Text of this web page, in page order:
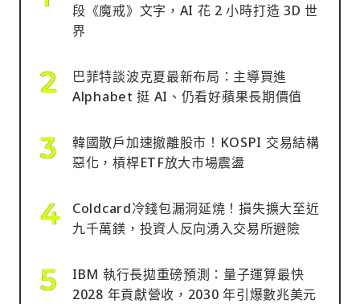
段《魔戒》文字，AI 花 2 小時打造 3D 世
界
巴菲特談波克夏最新布局：主導買進
Alphabet 挺 AI、仍看好蘋果長期價值
韓國散戶加速撤離股市！KOSPI 交易結構
惡化，槓桿ETF放大市場震盪
Coldcard冷錢包漏洞延燒！損失擴大至近
九千萬鎂，投資人反向湧入交易所避險
IBM 執行長拋重磅預測：量子運算最快
2028 年貢獻營收，2030 年引爆數兆美元